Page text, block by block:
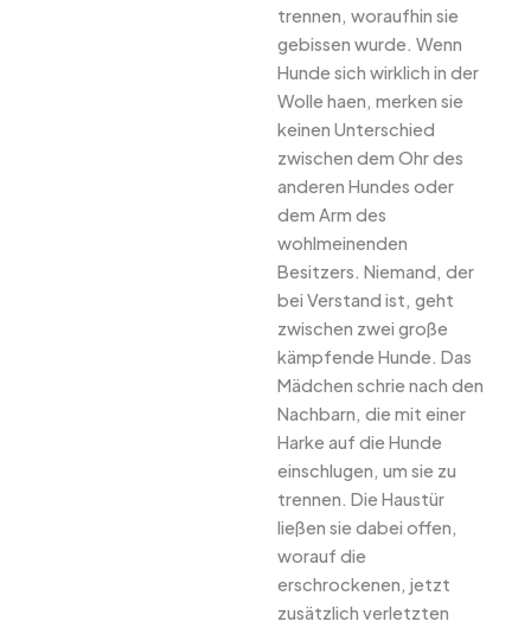
trennen, woraufhin sie
gebissen wurde. Wenn
Hunde sich wirklich in der
Wolle haen, merken sie
keinen Unterschied
zwischen dem Ohr des
anderen Hundes oder
dem Arm des
wohlmeinenden
Besitzers. Niemand, der
bei Verstand ist, geht
zwischen zwei große
kämpfende Hunde. Das
Mädchen schrie nach den
Nachbarn, die mit einer
Harke auf die Hunde
einschlugen, um sie zu
trennen. Die Haustür
ließen sie dabei offen,
worauf die
erschrockenen, jetzt
zusätzlich verletzten